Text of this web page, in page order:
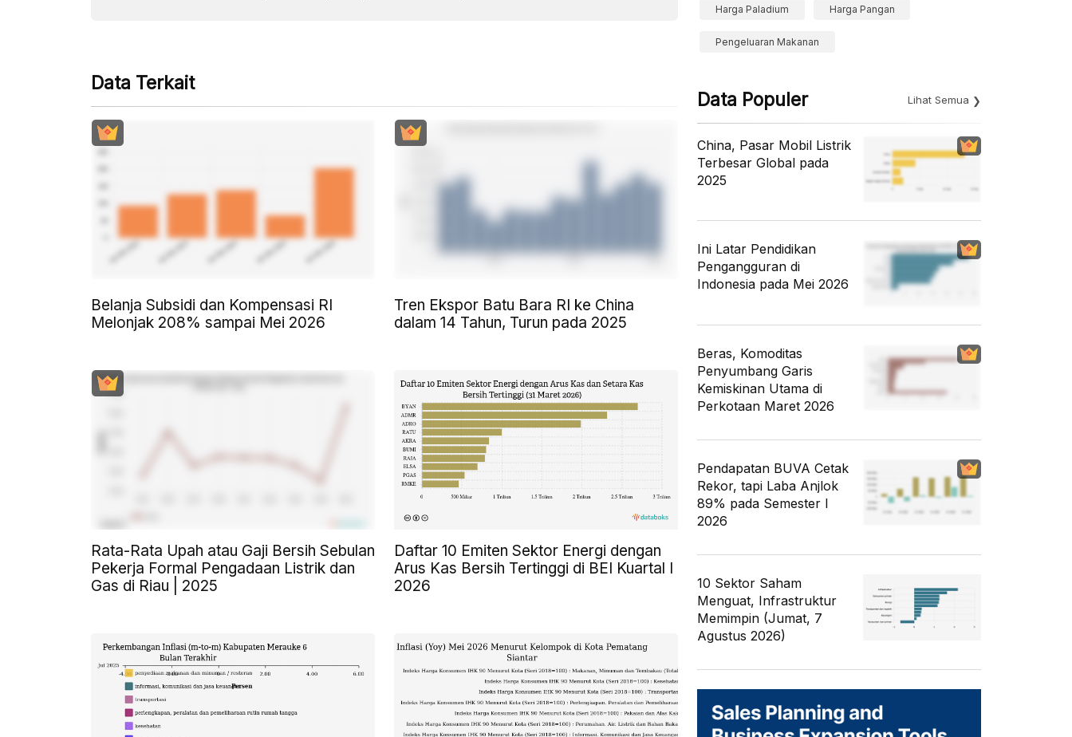
Data Terkait
Belanja Subsidi dan Kompensasi RI
Melonjak 208% sampai Mei 2026
Tren Ekspor Batu Bara RI ke China
dalam 14 Tahun, Turun pada 2025
Rata-Rata Upah atau Gaji Bersih Sebulan
Pekerja Formal Pengadaan Listrik dan
Gas di Riau | 2025
Daftar 10 Emiten Sektor Energi dengan
Arus Kas Bersih Tertinggi di BEI Kuartal I
2026
Harga Paladium Harga Pangan
Pengeluaran Makanan
Data Populer Lihat Semua
China, Pasar Mobil Listrik
Terbesar Global pada
2025
Ini Latar Pendidikan
Pengangguran di
Indonesia pada Mei 2026
Beras, Komoditas
Penyumbang Garis
Kemiskinan Utama di
Perkotaan Maret 2026
Pendapatan BUVA Cetak
Rekor, tapi Laba Anjlok
89% pada Semester I
2026
10 Sektor Saham
Menguat, Infrastruktur
Memimpin (Jumat, 7
Agustus 2026)